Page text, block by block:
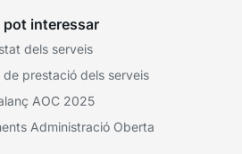
pot interessar
dels serveis
de prestació dels serveis
AOC 2025
Administració Oberta